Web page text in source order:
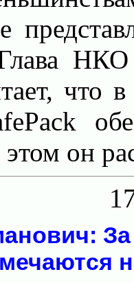
НКО
что
он